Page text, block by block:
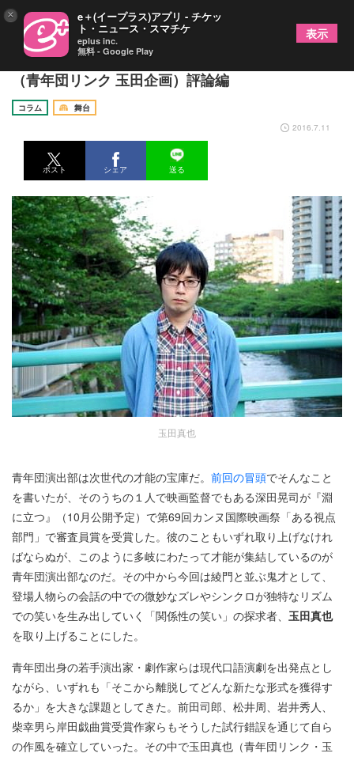
青年団・現代演劇を巡る新潮流 vol.2 玉田真也
（青年団リンク 玉田企画）評論編
コラム
舞台
2016.7.11
ポスト シェア 送る
玉田真也
青年団演出部は次世代の才能の宝庫だ。 前回の冒頭でそんなこと
を書いたが、そのうちの１人で映画監督でもある深田晃司が『淵
に立つ』（10月公開予定）で第69回カンヌ国際映画祭「ある視点
部門」で審査員賞を受賞した。彼のこともいずれ取り上げなけれ
ばならぬが、このように多岐にわたって才能が集結しているのが
青年団演出部なのだ。その中から今回は綾門と並ぶ鬼才として、
登場人物らの会話の中での微妙なズレやシンクロが独特なリズム
での笑いを生み出していく「関係性の笑い」の探求者、 玉田真也
を取り上げることにした。
青年団出身の若手演出家・劇作家らは現代口語演劇を出発点とし
ながら、いずれも「そこから離脱してどんな新たな形式を獲得す
るか」を大きな課題としてきた。前田司郎、松井周、岩井秀人、
柴幸男ら岸田戯曲賞受賞作家らもそうした試行錯誤を通じて自ら
の作風を確立していった。その中で玉田真也（青年団リンク・玉
× e＋(イープラス)アプリ - チケッ
ト・ニュース・スマチケ
eplus inc.
無料 - Google Play
表示